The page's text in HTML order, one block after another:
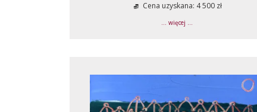
Cena uzyskana: 4 500 zł
... więcej ...